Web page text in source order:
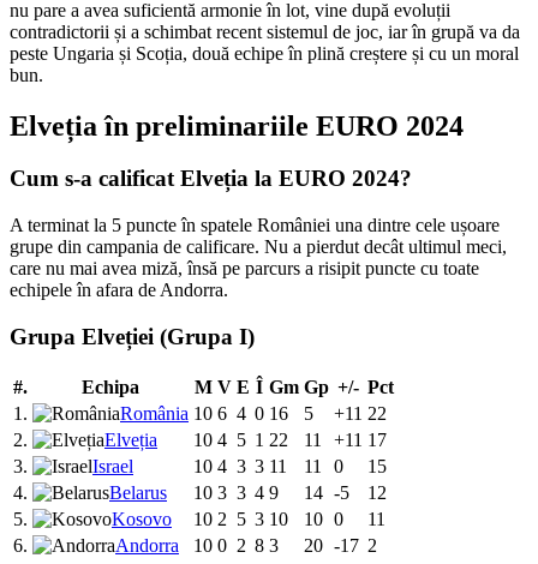
nu pare a avea suficientă armonie în lot, vine după evoluții
contradictorii și a schimbat recent sistemul de joc, iar în grupă va da
peste Ungaria și Scoția, două echipe în plină creștere și cu un moral
bun.
Elveția în preliminariile EURO 2024
Cum s-a calificat Elveția la EURO 2024?
A terminat la 5 puncte în spatele României una dintre cele ușoare
grupe din campania de calificare. Nu a pierdut decât ultimul meci,
care nu mai avea miză, însă pe parcurs a risipit puncte cu toate
echipele în afara de Andorra.
Grupa Elveției (Grupa I)
#. Echipa M V E Î Gm Gp +/- Pct
1.
România 10 6 4 0 16 5 +11 22
2.
Elveția 10 4 5 1 22 11 +11 17
3.
Israel 10 4 3 3 11 11 0
15
4.
Belarus 10 3 3 4 9 14 -5
12
5.
Kosovo 10 2 5 3 10 10 0
11
6.
Andorra 10 0 2 8 3 20 -17 2